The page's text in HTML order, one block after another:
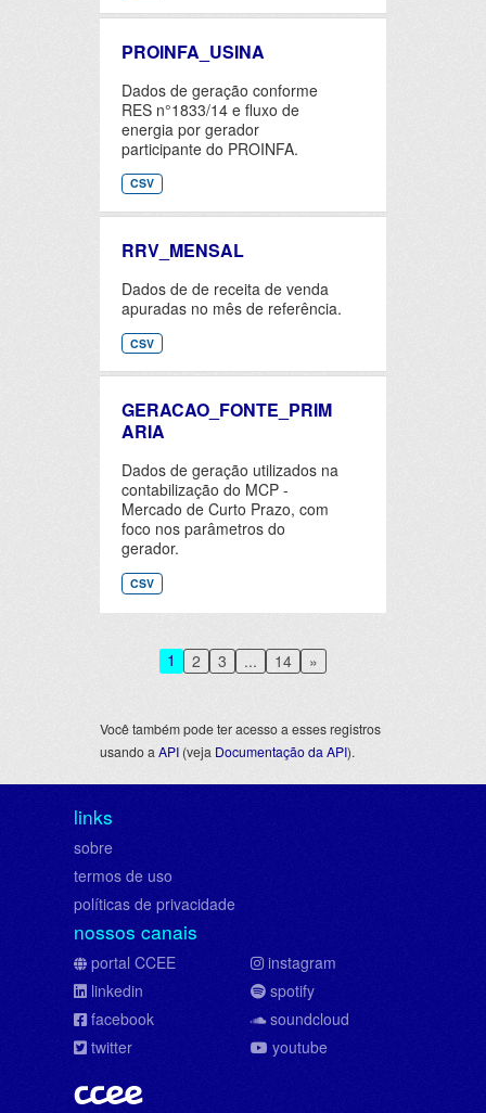
PROINFA_USINA
Dados de geração conforme
RES n°1833/14 e fluxo de
energia por gerador
participante do PROINFA.
CSV
RRV_MENSAL
Dados de de receita de venda
apuradas no mês de referência.
CSV
GERACAO_FONTE_PRIM
ARIA
Dados de geração utilizados na
contabilização do MCP -
Mercado de Curto Prazo, com
foco nos parâmetros do
gerador.
CSV
1 2 3 ... 14 »
Você também pode ter acesso a esses registros
usando a API (veja Documentação da API).
links
sobre
termos de uso
políticas de privacidade
nossos canais
portal CCEE
linkedin
facebook
twitter
instagram
spotify
soundcloud
youtube